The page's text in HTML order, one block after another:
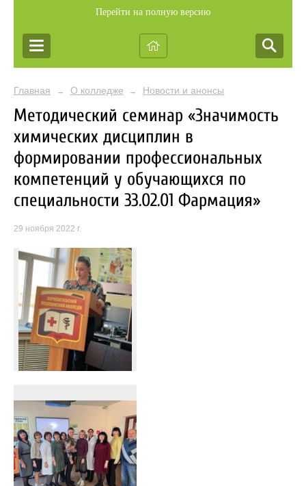
Перейти на полную версию
Главная → О колледже → Новости и анонсы
Методический семинар «Значимость
химических дисциплин в
формировании профессиональных
компетенций у обучающихся по
специальности 33.02.01 Фармация»
29 ноября 2022 г.